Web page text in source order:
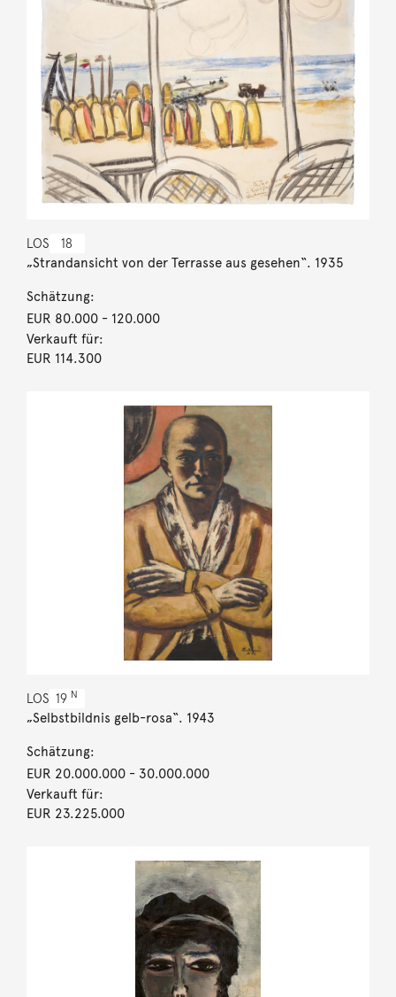
LOS 18
„Strandansicht von der Terrasse aus gesehen“. 1935
Schätzung:
EUR 80.000- 120.000
Verkauft für:
EUR 114.300
LOS 19 N
„Selbstbildnis gelb-rosa“. 1943
Schätzung:
EUR 20.000.000- 30.000.000
Verkauft für:
EUR 23.225.000